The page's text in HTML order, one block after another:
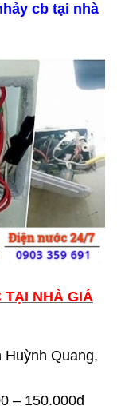
cb tại nhà
TẠI NHÀ GIÁ
Quang,
– 150.000đ